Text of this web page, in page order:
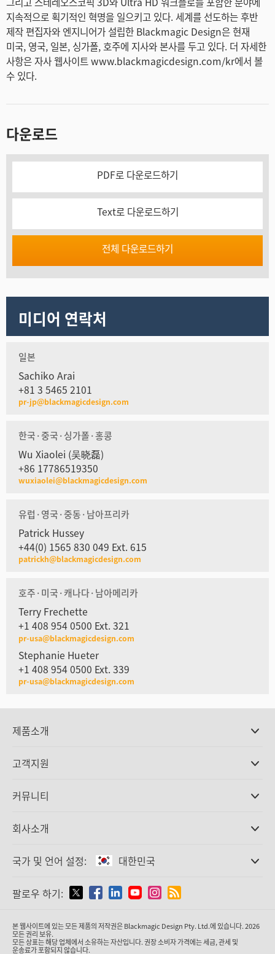
지속적으로 획기적인 혁명을 일으키고 있다. 세계를 선도하는 후반
제작 편집자와 엔지니어가 설립한 Blackmagic Design은 현재
미국, 영국, 일본, 싱가폴, 호주에 지사와 본사를 두고 있다. 더 자세한
사항은 자사 웹사이트 www.blackmagicdesign.com/kr에서 볼
수 있다.
다운로드
PDF로 다운로드하기
Text로 다운로드하기
전체 다운로드하기
미디어 연락처
일본
Sachiko Arai
+81 3 5465 2101
pr-jp@blackmagicdesign.com
한국·중국·싱가폴·홍콩
Wu Xiaolei (吴晓磊)
+86 17786519350
wuxiaolei@blackmagicdesign.com
유럽·영국·중동·남아프리카
Patrick Hussey
+44(0) 1565 830 049 Ext. 615
patrickh@blackmagicdesign.com
호주·미국·캐나다·남아메리카
Terry Frechette
+1 408 954 0500 Ext. 321
pr-usa@blackmagicdesign.com
Stephanie Hueter
+1 408 954 0500 Ext. 339
pr-usa@blackmagicdesign.com
제품소개
DaVinci Resolve와 Fusion 소프트웨어
Ultimatte
캡쳐 및 재생
표준 변환
모니터링
네트워크 스토리지
라우팅 및 분배
스트리밍·인코딩
고객지원
고객지원 센터
커뮤니티
회사소개
회사 소개
미디어
국가 및 언어 설정: 대한민국
국가 및 언어를 설정하세요
Australia
팔로우 하기:
본 웹사이트에 있는 모든 제품의 저작권은 Blackmagic Design Pty. Ltd.에 있습니다. 2026
모든 권리 보유.
모든 상표는 해당 업체에서 소유하는 자산입니다. 권장 소비자 가격에는 세금, 관세 및
운송료가 포함되지 않습니다.